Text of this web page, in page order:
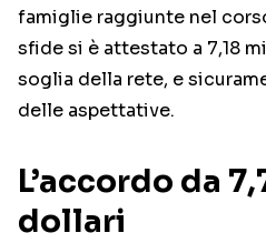
famiglie raggiunte nel
sfide si è attestato a 7,18
soglia della rete, e
delle aspettative.
L’accordo da
dollari